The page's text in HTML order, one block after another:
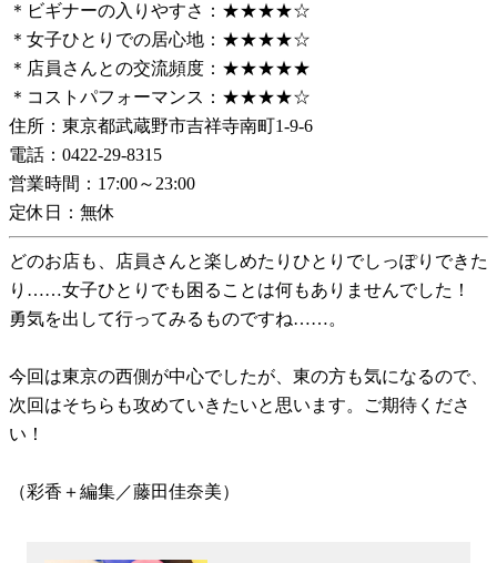
＊ビギナーの入りやすさ：★★★★☆
＊女子ひとりでの居心地：★★★★☆
＊店員さんとの交流頻度：★★★★★
＊コストパフォーマンス：★★★★☆
住所：東京都武蔵野市吉祥寺南町1-9-6
電話：0422-29-8315
営業時間：17:00～23:00
定休日：無休
どのお店も、店員さんと楽しめたりひとりでしっぽりできた
り……女子ひとりでも困ることは何もありませんでした！
勇気を出して行ってみるものですね……。
今回は東京の西側が中心でしたが、東の方も気になるので、
次回はそちらも攻めていきたいと思います。ご期待くださ
い！
（彩香＋編集／藤田佳奈美）